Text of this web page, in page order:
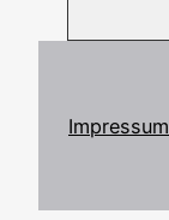
Impressum